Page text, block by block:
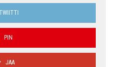
PIN
JAA